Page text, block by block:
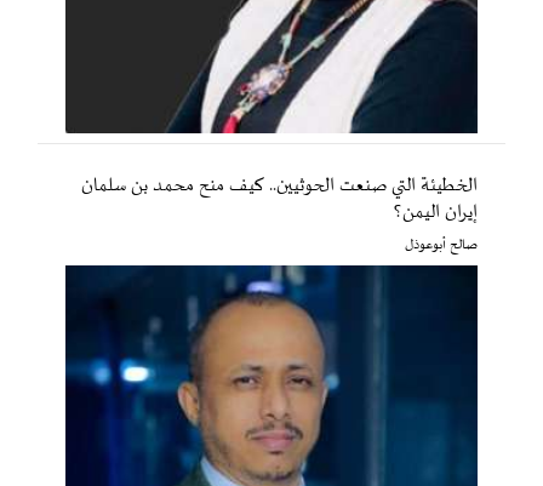
الخطيئة التي صنعت الحوثيين.. كيف منح محمد بن سلمان
إيران اليمن؟
صالح أبوعوذل